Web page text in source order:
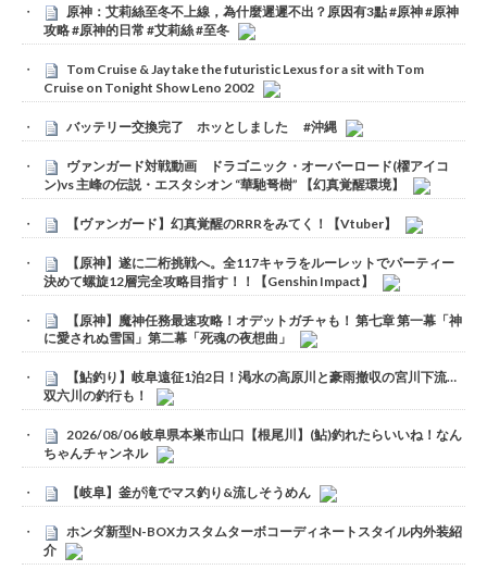
原神：艾莉絲至冬不上線，為什麼遲遲不出？原因有3點 #原神 #原神
攻略 #原神的日常 #艾莉絲 #至冬
Tom Cruise & Jay take the futuristic Lexus for a sit with Tom
Cruise on Tonight Show Leno 2002
バッテリー交換完了 ホッとしました #沖縄
ヴァンガード対戦動画 ドラゴニック・オーバーロード(櫂アイコ
ン)vs 主峰の伝説・エスタシオン “華馳弩樹” 【幻真覚醒環境】
【ヴァンガード】幻真覚醒のRRRをみてく！【Vtuber】
【原神】遂に二桁挑戦へ。全117キャラをルーレットでパーティー
決めて螺旋12層完全攻略目指す！！【Genshin Impact】
【原神】魔神任務最速攻略！オデットガチャも！ 第七章 第一幕「神
に愛されぬ雪国」第二幕「死魂の夜想曲」
【鮎釣り】岐阜遠征1泊2日！渇水の高原川と豪雨撤収の宮川下流…
双六川の釣行も！
2026/08/06 岐阜県本巣市山口【根尾川】(鮎)釣れたらいいね！なん
ちゃんチャンネル
【岐阜】釜が滝でマス釣り&流しそうめん
ホンダ新型N-BOXカスタムターボコーディネートスタイル内外装紹
介